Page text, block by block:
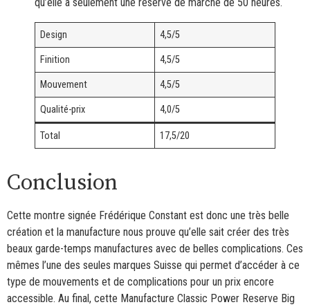
Design 4,5/5
Finition 4,5/5
Mouvement 4,5/5
Qualité-prix 4,0/5
Total 17,5/20
Conclusion
Cette montre signée Frédérique Constant est donc une très belle
création et la manufacture nous prouve qu’elle sait créer des très
beaux garde-temps manufactures avec de belles complications. Ces
mêmes l’une des seules marques Suisse qui permet d’accéder à ce
type de mouvements et de complications pour un prix encore
accessible. Au final, cette Manufacture Classic Power Reserve Big